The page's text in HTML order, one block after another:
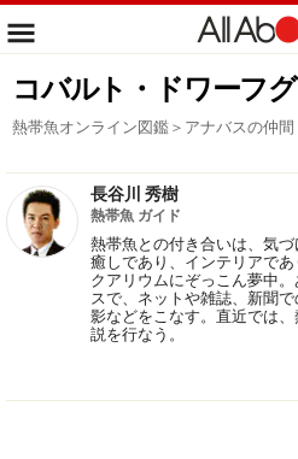
コバルト・ドワーフ
熱帯魚オンライン図鑑＞アナバスの仲間
長谷川 秀樹
熱帯魚 ガイド
熱帯魚との付き合いは、気づ
癒しであり、インテリアで
クアリウムにぞっこん夢中
スで、ネットや雑誌、新聞
影などをこなす。直近では
説を行なう。